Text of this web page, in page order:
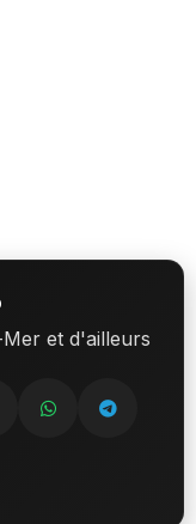
et d'ailleurs